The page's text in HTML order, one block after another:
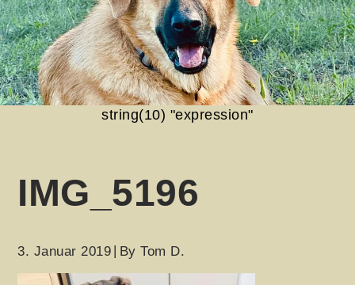
string(10) "expression"
IMG_5196
3. Januar 2019 ByTom D.